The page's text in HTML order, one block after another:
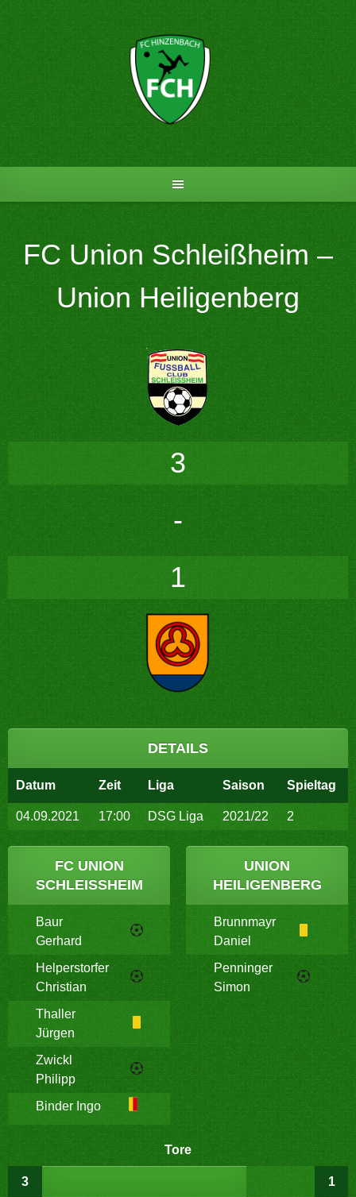
to
FC Union Schleißheim –
Union Heiligenberg
3
-
1
DETAILS
Datum Zeit Liga Saison Spieltag
04.09.2021 17:00 DSG Liga 2021/22 2
FC UNION
SCHLEISSHEIM
Baur
Gerhard
Helperstorfer
Christian
Thaller
Jürgen
Zwickl
Philipp
Binder Ingo
UNION
HEILIGENBERG
Brunnmayr
Daniel
Penninger
Simon
Tore
3 1